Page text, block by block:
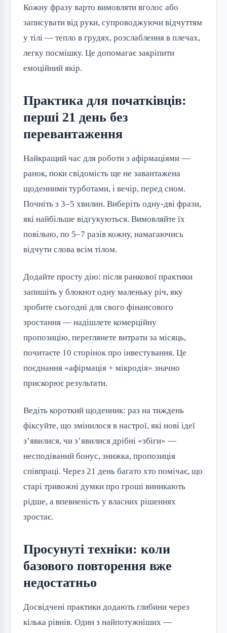
Кожну фразу варто вимовляти вголос або
записувати від руки, супроводжуючи відчуттям
у тілі — тепло в грудях, розслаблення в плечах,
легку посмішку. Це допомагає закріпити
емоційний якір.
Практика для початківців:
перші 21 день без
перевантаження
Найкращий час для роботи з афірмаціями —
ранок, поки свідомість ще не завантажена
щоденними турботами, і вечір, перед сном.
Почніть з 3–5 хвилин. Виберіть одну-дві фрази,
які найбільше відгукуються. Вимовляйте їх
повільно, по 5–7 разів кожну, намагаючись
відчути слова всім тілом.
Додайте просту дію: після ранкової практики
запишіть у блокнот одну маленьку річ, яку
зробите сьогодні для свого фінансового
зростання — надішлете комерційну
пропозицію, переглянете витрати за місяць,
почитаєте 10 сторінок про інвестування. Це
поєднання «афірмація + мікродія» значно
прискорює результати.
Ведіть короткий щоденник: раз на тиждень
фіксуйте, що змінилося в настрої, які нові ідеї
з’явилися, чи з’явилися дрібні «збіги» —
несподіваний бонус, знижка, пропозиція
співпраці. Через 21 день багато хто помічає, що
старі тривожні думки про гроші виникають
рідше, а впевненість у власних рішеннях
зростає.
Просунуті техніки: коли
базового повторення вже
недостатньо
Досвідчені практики додають глибини через
кілька рівнів. Один з найпотужніших —